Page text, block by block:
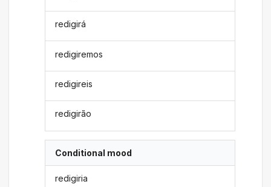
redigirá
redigiremos
redigireis
redigirão
Conditional mood
redigiria